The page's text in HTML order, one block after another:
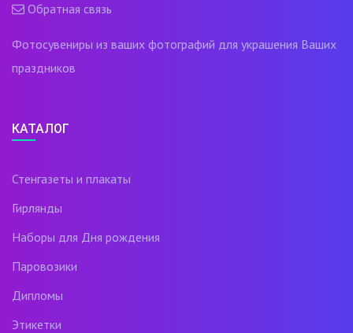
Обратная связь
Фотосувениры из ваших фотографий для украшения Ваших
праздников
КАТАЛОГ
Стенгазеты и плакаты
Гирлянды
Наборы для Дня рождения
Паровозики
Дипломы
Этикетки